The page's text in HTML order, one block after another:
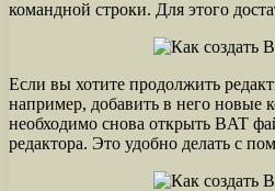
командной строки. Для этого
Если вы хотите продолжить
например, добавить в него новые
необходимо снова открыть BAT
редактора. Это удобно делать с